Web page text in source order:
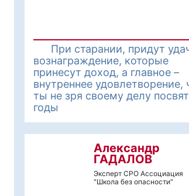
При старании, придут
вознаграждение, которые
принесут доход, а главное –
внутреннее удовлетворение,
ты не зря своему делу
годы
Александр
ГАДАЛОВ
Эксперт СРО Ассоциация
"Школа без опасности"